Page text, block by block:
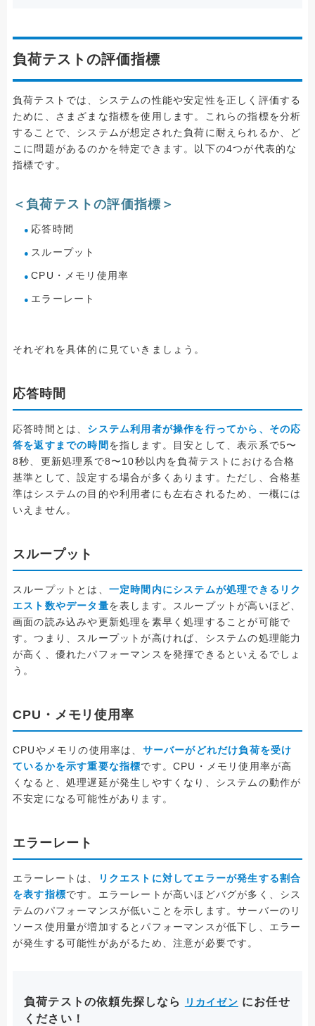
負荷テストの評価指標
負荷テストでは、システムの性能や安定性を正しく評価する
ために、さまざまな指標を使用します。これらの指標を分析
することで、システムが想定された負荷に耐えられるか、ど
こに問題があるのかを特定できます。以下の4つが代表的な
指標です。
＜負荷テストの評価指標＞
応答時間
スループット
CPU・メモリ使用率
エラーレート
それぞれを具体的に見ていきましょう。
応答時間
応答時間とは、 システム利用者が操作を行ってから、その応
答を返すまでの時間 を指します。目安として、表示系で5〜
8秒、更新処理系で8〜10秒以内を負荷テストにおける合格
基準として、設定する場合が多くあります。ただし、合格基
準はシステムの目的や利用者にも左右されるため、一概には
いえません。
スループット
スループットとは、 一定時間内にシステムが処理できるリク
エスト数やデータ量を表します。スループットが高いほど、
画面の読み込みや更新処理を素早く処理することが可能で
す。つまり、スループットが高ければ、システムの処理能力
が高く、優れたパフォーマンスを発揮できるといえるでしょ
う。
CPU・メモリ使用率
CPUやメモリの使用率は、 サーバーがどれだけ負荷を受け
ているかを示す重要な指標です。CPU・メモリ使用率が高
くなると、処理遅延が発生しやすくなり、システムの動作が
不安定になる可能性があります。
エラーレート
エラーレートは、
リクエストに対してエラーが発生する割合
を表す指標です。エラーレートが高いほどバグが多く、シス
テムのパフォーマンスが低いことを示します。サーバーのリ
ソース使用量が増加するとパフォーマンスが低下し、エラー
が発生する可能性があがるため、注意が必要です。
負荷テストの依頼先探しなら リカイゼン にお任せ
ください！